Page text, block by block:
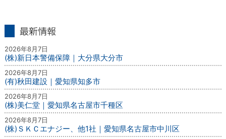
2026年8月7日
(株)新日本警備保障｜大分県大分市
2026年8月7日
(有)秋田建設｜愛知県知多市
2026年8月7日
(株)美仁堂｜愛知県名古屋市千種区
2026年8月7日
(株)ＳＫＣエナジー、他1社｜愛知県名古屋市中川区